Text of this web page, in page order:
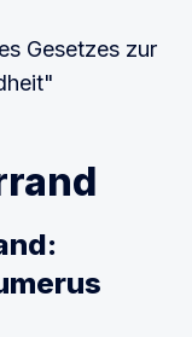
Gesetzes zur